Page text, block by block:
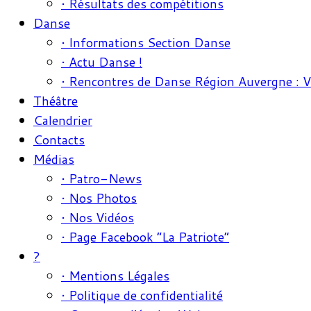
• Résultats des compétitions
Danse
• Informations Section Danse
• Actu Danse !
• Rencontres de Danse Région Auvergne :
Théâtre
Calendrier
Contacts
Médias
• Patro-News
• Nos Photos
• Nos Vidéos
• Page Facebook “La Patriote”
?
• Mentions Légales
• Politique de confidentialité